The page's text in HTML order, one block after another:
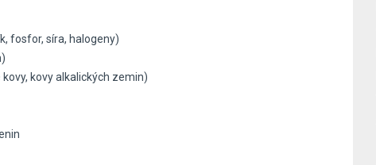
fosfor, síra, halogeny)
kovy alkalických zemin)